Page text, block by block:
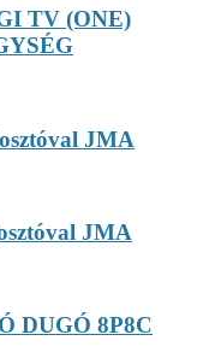
TV (ONE)
JMA
JMA
DUGÓ 8P8C